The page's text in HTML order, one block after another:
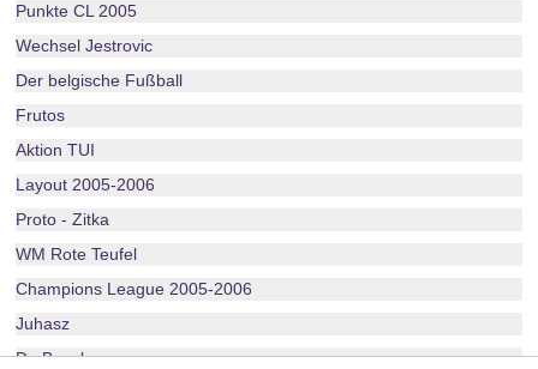
Punkte CL 2005
Wechsel Jestrovic
Der belgische Fußball
Frutos
Aktion TUI
Layout 2005-2006
Proto - Zitka
WM Rote Teufel
Champions League 2005-2006
Juhasz
De Boeck